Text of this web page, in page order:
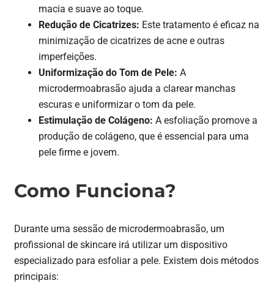
macia e suave ao toque.
Redução de Cicatrizes: Este tratamento é eficaz na
minimização de cicatrizes de acne e outras
imperfeições.
Uniformização do Tom de Pele: A
microdermoabrasão ajuda a clarear manchas
escuras e uniformizar o tom da pele.
Estimulação de Colágeno: A esfoliação promove a
produção de colágeno, que é essencial para uma
pele firme e jovem.
Como Funciona?
Durante uma sessão de microdermoabrasão, um
profissional de skincare irá utilizar um dispositivo
especializado para esfoliar a pele. Existem dois métodos
principais: